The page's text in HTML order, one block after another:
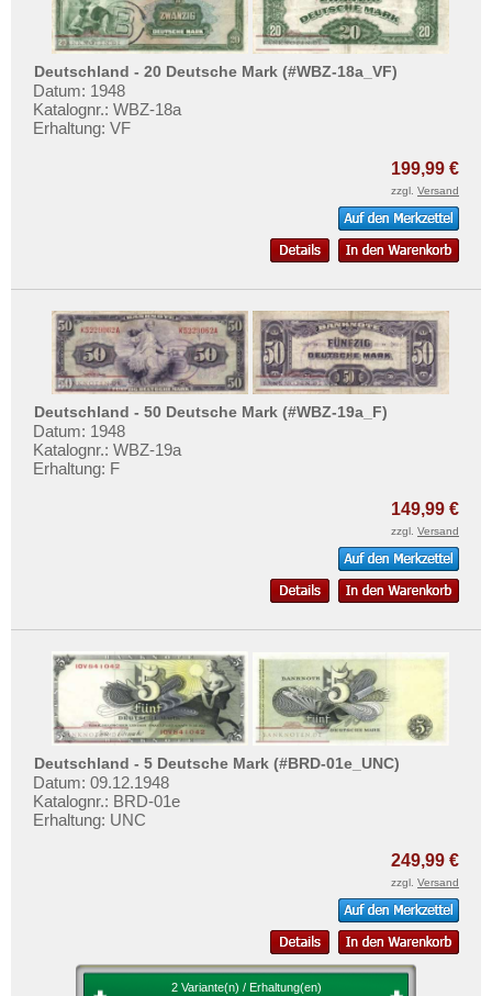
Deutschland - 20 Deutsche Mark (#WBZ-18a_VF)
Datum: 1948
Katalognr.: WBZ-18a
Erhaltung: VF
199,99 €
zzgl. Versand
Deutschland - 50 Deutsche Mark (#WBZ-19a_F)
Datum: 1948
Katalognr.: WBZ-19a
Erhaltung: F
149,99 €
zzgl. Versand
Deutschland - 5 Deutsche Mark (#BRD-01e_UNC)
Datum: 09.12.1948
Katalognr.: BRD-01e
Erhaltung: UNC
249,99 €
zzgl. Versand
2 Variante(n) / Erhaltung(en)